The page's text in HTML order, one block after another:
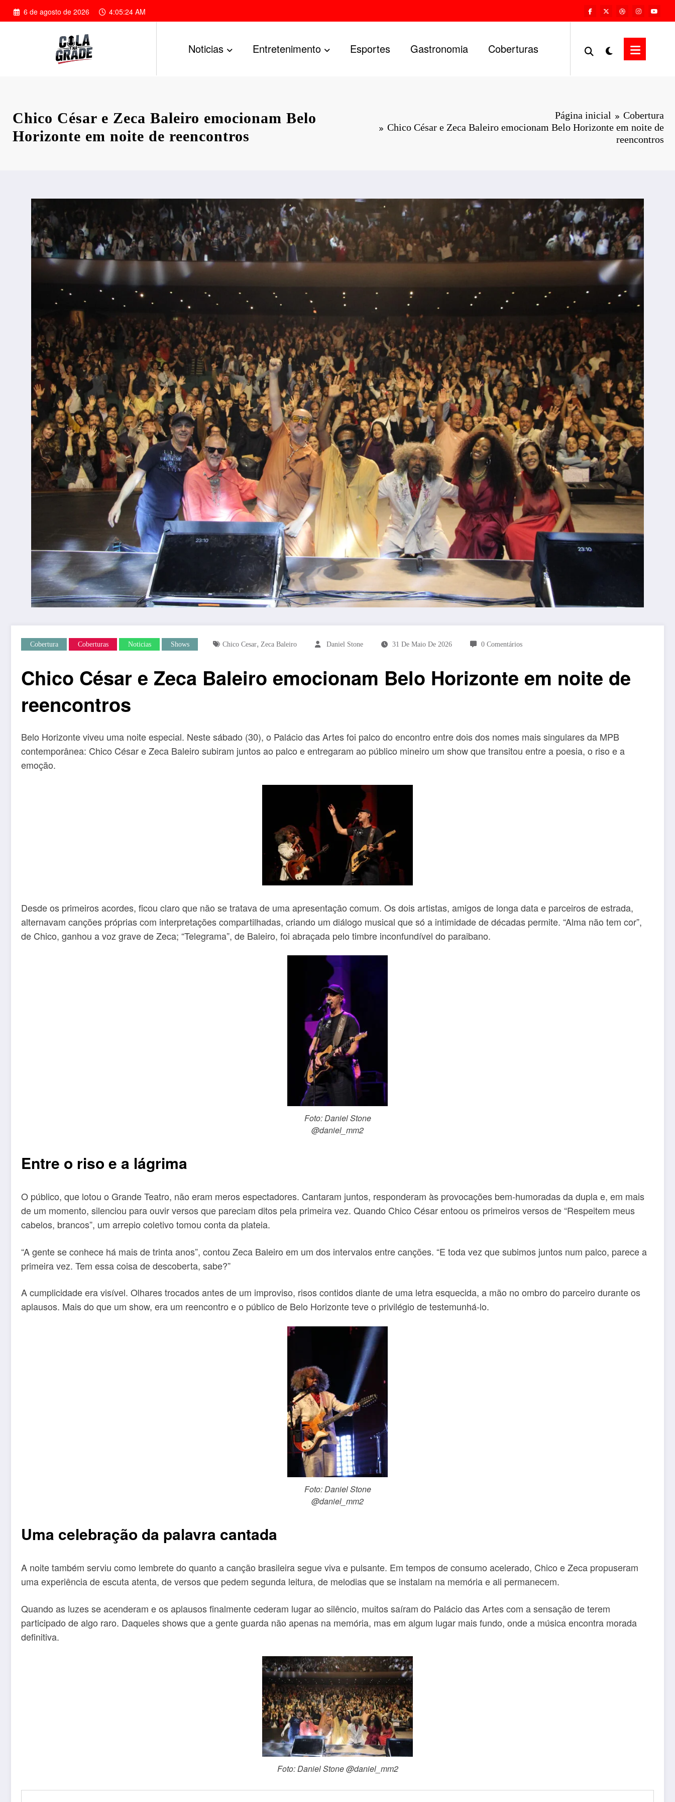
Pular
para
6 de agosto de 2026 4:05:25 AM
Noticias Entretenimento Esportes Gastronomia Coberturas
Chico César e Zeca Baleiro emocionam Belo
Horizonte em noite de reencontros
Página inicial
Cobertura
Chico César e Zeca Baleiro emocionam Belo Horizonte em noite de
reencontros
Cobertura Coberturas Noticias Shows Chico Cesar, Zeca Baleiro Daniel Stone 31 De Maio De 2026 0 Comentários
Chico César e Zeca Baleiro emocionam Belo Horizonte em noite de
reencontros
Belo Horizonte viveu uma noite especial. Neste sábado (30), o Palácio das Artes foi palco do encontro entre dois dos nomes mais singulares da MPB
contemporânea: Chico César e Zeca Baleiro subiram juntos ao palco e entregaram ao público mineiro um show que transitou entre a poesia, o riso e a
emoção.
Desde os primeiros acordes, ficou claro que não se tratava de uma apresentação comum. Os dois artistas, amigos de longa data e parceiros de estrada,
alternavam canções próprias com interpretações compartilhadas, criando um diálogo musical que só a intimidade de décadas permite. “Alma não tem cor”,
de Chico, ganhou a voz grave de Zeca; “Telegrama”, de Baleiro, foi abraçada pelo timbre inconfundível do paraibano.
Foto: Daniel Stone
@daniel_mm2
Entre o riso e a lágrima
O público, que lotou o Grande Teatro, não eram meros espectadores. Cantaram juntos, responderam às provocações bem-humoradas da dupla e, em mais
de um momento, silenciou para ouvir versos que pareciam ditos pela primeira vez. Quando Chico César entoou os primeiros versos de “Respeitem meus
cabelos, brancos”, um arrepio coletivo tomou conta da plateia.
“A gente se conhece há mais de trinta anos”, contou Zeca Baleiro em um dos intervalos entre canções. “E toda vez que subimos juntos num palco, parece a
primeira vez. Tem essa coisa de descoberta, sabe?”
A cumplicidade era visível. Olhares trocados antes de um improviso, risos contidos diante de uma letra esquecida, a mão no ombro do parceiro durante os
aplausos. Mais do que um show, era um reencontro e o público de Belo Horizonte teve o privilégio de testemunhá-lo.
Foto: Daniel Stone
@daniel_mm2
Uma celebração da palavra cantada
A noite também serviu como lembrete do quanto a canção brasileira segue viva e pulsante. Em tempos de consumo acelerado, Chico e Zeca propuseram
uma experiência de escuta atenta, de versos que pedem segunda leitura, de melodias que se instalam na memória e ali permanecem.
Quando as luzes se acenderam e os aplausos finalmente cederam lugar ao silêncio, muitos saíram do Palácio das Artes com a sensação de terem
participado de algo raro. Daqueles shows que a gente guarda não apenas na memória, mas em algum lugar mais fundo, onde a música encontra morada
definitiva.
Foto: Daniel Stone @daniel_mm2